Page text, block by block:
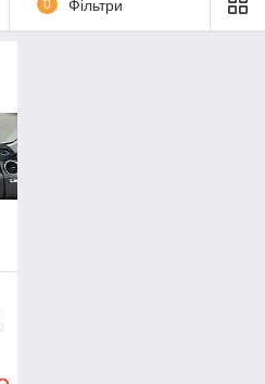
0 Фільтри